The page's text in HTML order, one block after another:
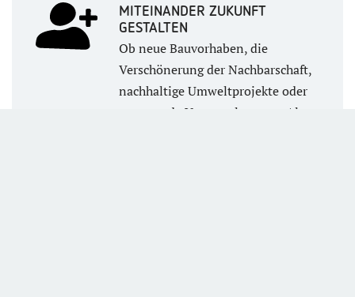
MITEINANDER ZUKUNFT
GESTALTEN
Ob neue Bauvorhaben, die
Verschönerung der Nachbarschaft,
nachhaltige Umweltprojekte oder
spannende Veranstaltungen: Als